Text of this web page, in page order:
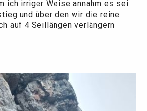
ich irriger Weise annahm es sei
und über den wir die reine
auf 4 Seillängen verlängern